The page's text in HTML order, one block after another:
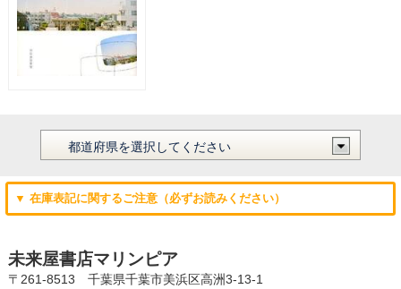
▼ 在庫表記に関するご注意（必ずお読みください）
未来屋書店マリンピア
〒261-8513 千葉県千葉市美浜区高洲3-13-1